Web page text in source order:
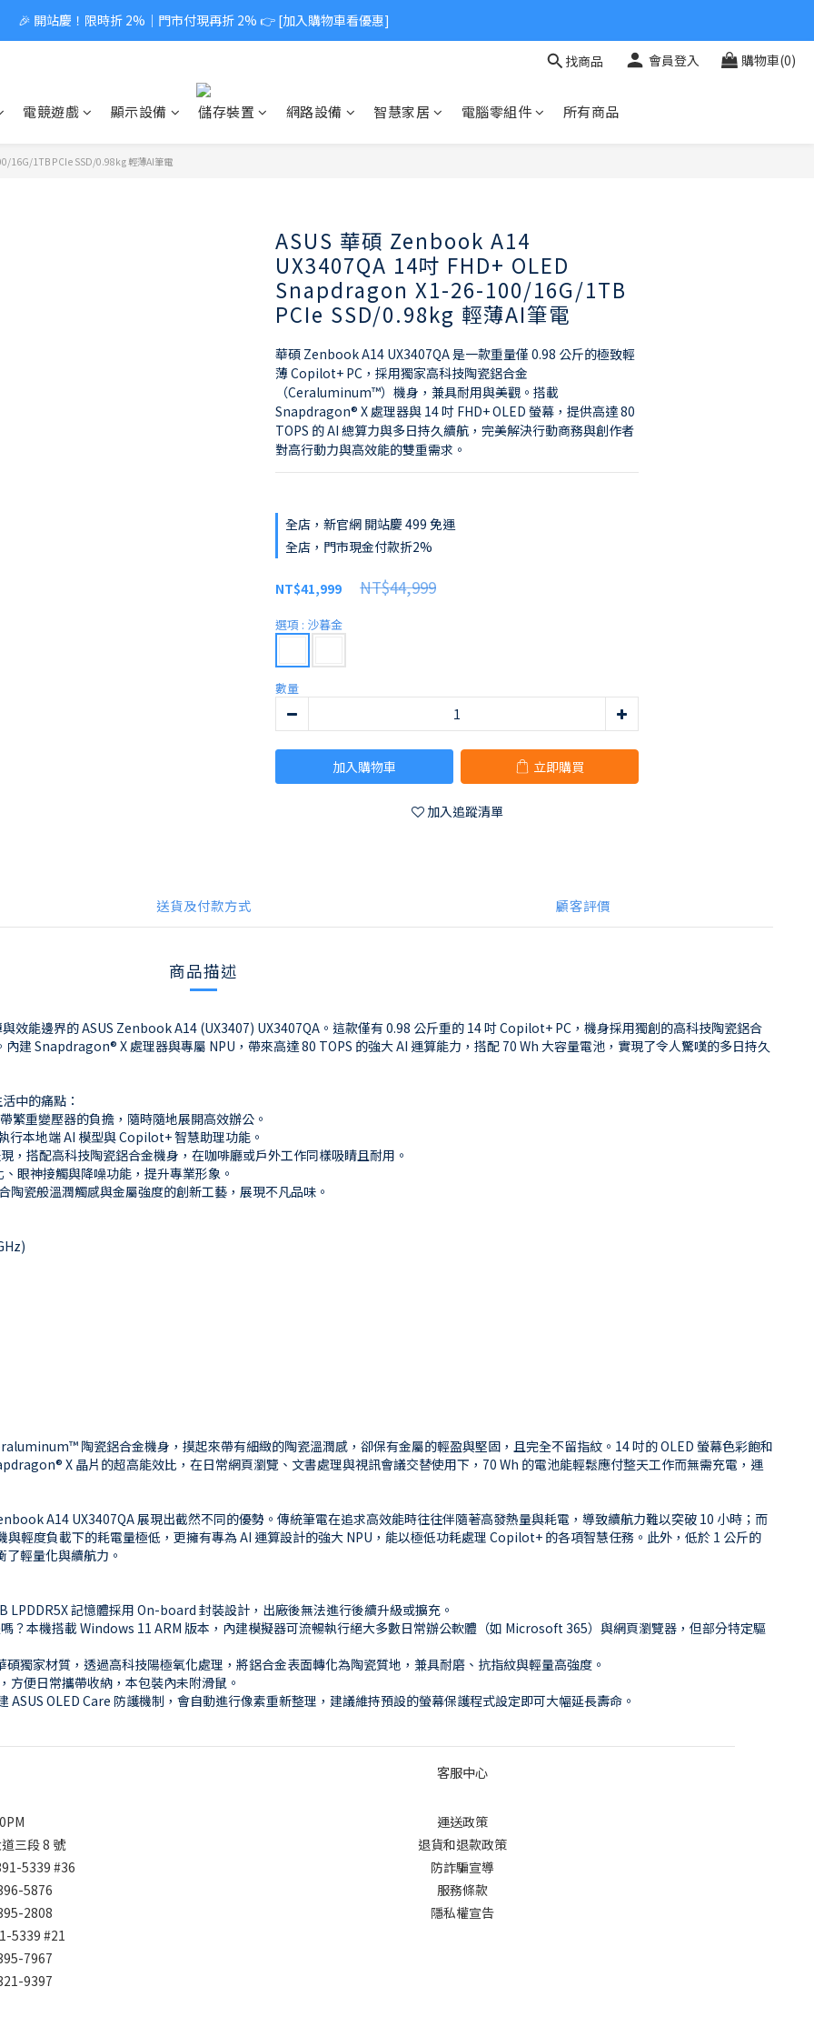
🎉 開站慶！限時折 2%｜門市付現再折 2% 👉 [加入購物車看優惠]
找商品 會員登入 購物車(0)
電競遊戲 顯示設備 儲存裝置 網路設備 智慧家居 電腦零組件 所有商品
16G/1TB PCIe SSD/0.98kg 輕薄AI筆電
ASUS 華碩 Zenbook A14
UX3407QA 14吋 FHD+ OLED
Snapdragon X1-26-100/16G/1TB
PCIe SSD/0.98kg 輕薄AI筆電
華碩 Zenbook A14 UX3407QA 是一款重量僅 0.98 公斤的極致輕
薄 Copilot+ PC，採用獨家高科技陶瓷鋁合金
（Ceraluminum™）機身，兼具耐用與美觀。搭載
Snapdragon® X 處理器與 14 吋 FHD+ OLED 螢幕，提供高達 80
TOPS 的 AI 總算力與多日持久續航，完美解決行動商務與創作者
對高行動力與高效能的雙重需求。
全店，新官網 開站慶 499 免運
全店，門市現金付款折2%
NT$44,999
NT$41,999
選項 : 沙暮金
數量
加入購物車 立即購買
加入追蹤清單
送貨及付款方式 顧客評價
商品描述
效能邊界的 ASUS Zenbook A14 (UX3407) UX3407QA。這款僅有 0.98 公斤重的 14 吋 Copilot+ PC，機身採用獨創的高科技陶瓷鋁合
Snapdragon® X 處理器與專屬 NPU，帶來高達 80 TOPS 的強大 AI 運算能力，搭配 70 Wh 大容量電池，實現了令人驚嘆的多日持久
中的痛點：
繁重變壓器的負擔，隨時隨地展開高效辦公。
行本地端 AI 模型與 Copilot+ 智慧助理功能。
，搭配高科技陶瓷鋁合金機身，在咖啡廳或戶外工作同樣吸睛且耐用。
眼神接觸與降噪功能，提升專業形象。
瓷般溫潤觸感與金屬強度的創新工藝，展現不凡品味。
陶瓷鋁合金機身，摸起來帶有細緻的陶瓷溫潤感，卻保有金屬的輕盈與堅固，且完全不留指紋。14 吋的 OLED 螢幕色彩飽和
X 晶片的超高能效比，在日常網頁瀏覽、文書處理與視訊會議交替使用下，70 Wh 的電池能輕鬆應付整天工作而無需充電，運
A14 UX3407QA 展現出截然不同的優勢。傳統筆電在追求高效能時往往伴隨著高發熱量與耗電，導致續航力難以突破 10 小時；而
輕度負載下的耗電量極低，更擁有專為 AI 運算設計的強大 NPU，能以極低功耗處理 Copilot+ 的各項智慧任務。此外，低於 1 公斤的
輕量化與續航力。
記憶體採用 On-board 封裝設計，出廠後無法進行後續升級或擴充。
本機搭載 Windows 11 ARM 版本，內建模擬器可流暢執行絕大多數日常辦公軟體（如 Microsoft 365）與網頁瀏覽器，但部分特定驅
獨家材質，透過高科技陽極氧化處理，將鋁合金表面轉化為陶瓷質地，兼具耐磨、抗指紋與輕量高強度。
便日常攜帶收納，本包裝內未附滑鼠。
OLED Care 防護機制，會自動進行像素重新整理，建議維持預設的螢幕保護程式設定即可大幅延長壽命。
三段 8 號
5339 #36
5876
2808
5339 #21
7967
9397
客服中心
運送政策
退貨和退款政策
防詐騙宣導
服務條款
隱私權宣告